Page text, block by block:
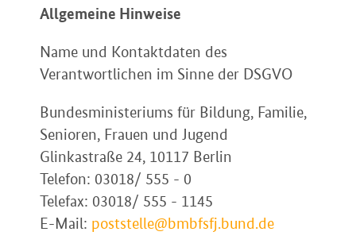
Allgemeine Hinweise
Name und Kontaktdaten des
Verantwortlichen im Sinne der DSGVO
Bundesministeriums für Bildung, Familie,
Senioren, Frauen und Jugend
Glinkastraße 24, 10117 Berlin
Telefon: 03018/ 555 - 0
Telefax: 03018/ 555 - 1145
E-Mail: poststelle@bmbfsfj.bund.de